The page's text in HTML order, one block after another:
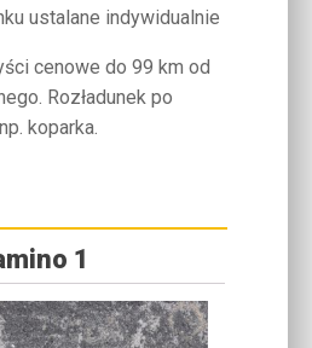
ustalane indywidualnie
cenowe do 99 km od
Rozładunek po
koparka.
1
WAPIEŃ
PASTELOWA
HARMONIA